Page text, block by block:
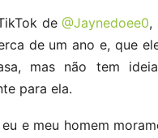
de@Jaynedoee0,
de um ano e, que
mas não tem
para ela.
e meu homem